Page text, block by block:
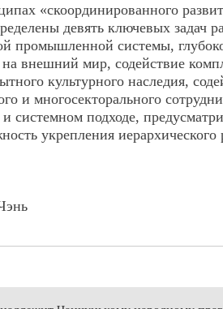
«скоординированного
девять ключевых задач
промышленной системы,
мир, содействие
культурного наследия,
и многосекторального
подходе,
укрепления